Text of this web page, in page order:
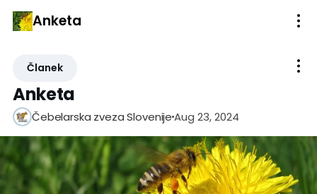
Anketa
Članek
Anketa
Čebelarska zveza SlovenijeAug 23, 2024